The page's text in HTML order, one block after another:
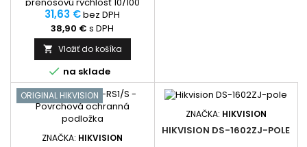
Mbps. Automaticky detekuje
a napája zariadenia
podporujúce PoE normu
802.3af / at (max.14,5W /
port) a to na portoch 1 až 4,
port č.5 slúži ako...
31,63 €bez DPH
38,90 € s DPH
 Vložiť do košíka
 na sklade
ORIGINAL HIKVISION
ZNAČKA: HIKVISION
ZNAČKA: HIKVISION
HIKVISION DS-1602ZJ-POLE